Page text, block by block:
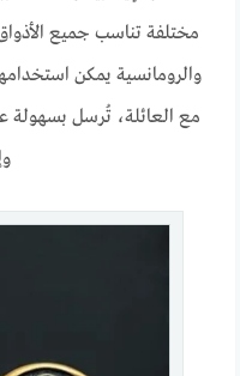
مختلفة تناسب جميع
والرومانسية يمكن
مع العائلة، تُرسل بسهولة